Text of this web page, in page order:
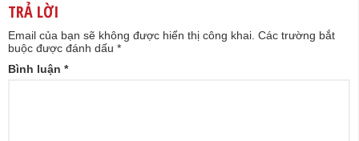
TRẢ LỜI
Email của bạn sẽ không được hiển thị công khai. Các trường bắt
buộc được đánh dấu *
Bình luận *